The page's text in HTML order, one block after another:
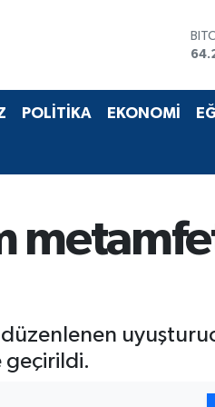
POLİTİKA EKONOMİ
geçirildi.